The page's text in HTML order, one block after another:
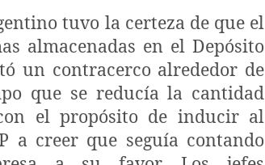
tuvo la certeza de que el
almacenadas en el Depósito
un contracerco alrededor de
que se reducía la cantidad
el propósito de inducir al
a creer que seguía contando